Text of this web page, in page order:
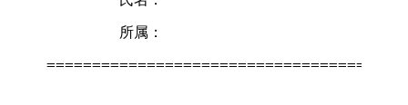
        所属：